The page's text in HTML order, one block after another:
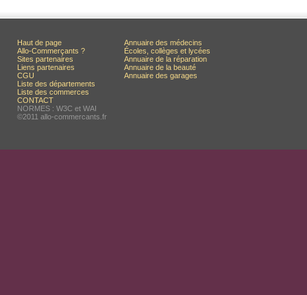
Haut de page
Allo-Commerçants ?
Sites partenaires
Liens partenaires
CGU
Liste des départements
Liste des commerces
CONTACT
NORMES : W3C et WAI
©2011 allo-commercants.fr
Annuaire des médecins
Écoles, collèges et lycées
Annuaire de la réparation
Annuaire de la beauté
Annuaire des garages